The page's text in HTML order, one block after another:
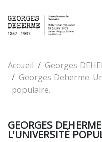
Accueil
Georges
Georges Deherme.
populaire.
GEORGES
L'UNIVERSITÉ